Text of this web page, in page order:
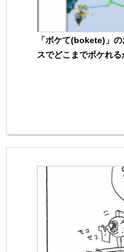
「ボケて(bokete)」
スでどこまでボケれる